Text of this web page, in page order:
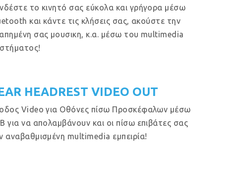
το κινητό σας εύκολα και γρήγορα μέσω
και κάντε τις κλήσεις σας, ακούστε την
σας μουσικη, κ.α. μέσω του multimedia
HEADREST VIDEO OUT
Video για Οθόνες πίσω Προσκέφαλων μέσω
για να απολαμβάνουν και οι πίσω επιβάτες σας
αναβαθμισμένη multimedia εμπειρία!